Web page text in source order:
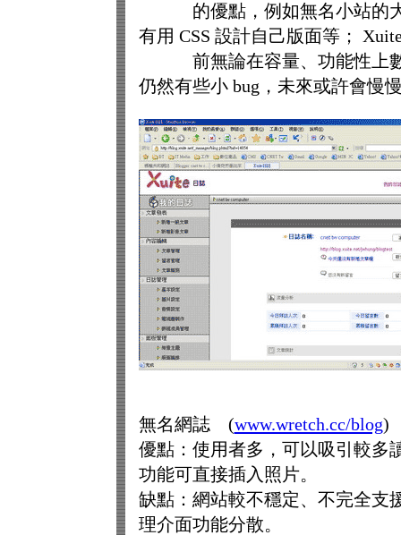
的優點，例如無名小站的大
有用 CSS 設計自己版面等；
前無論在容量、功能性上數
仍然有些小 bug，未來或許會慢
無名網誌 (www.wretch.cc/blog)
優點：使用者多，可以吸引較多
功能可直接插入照片。
缺點：網站較不穩定、不完全支
理介面功能分散。